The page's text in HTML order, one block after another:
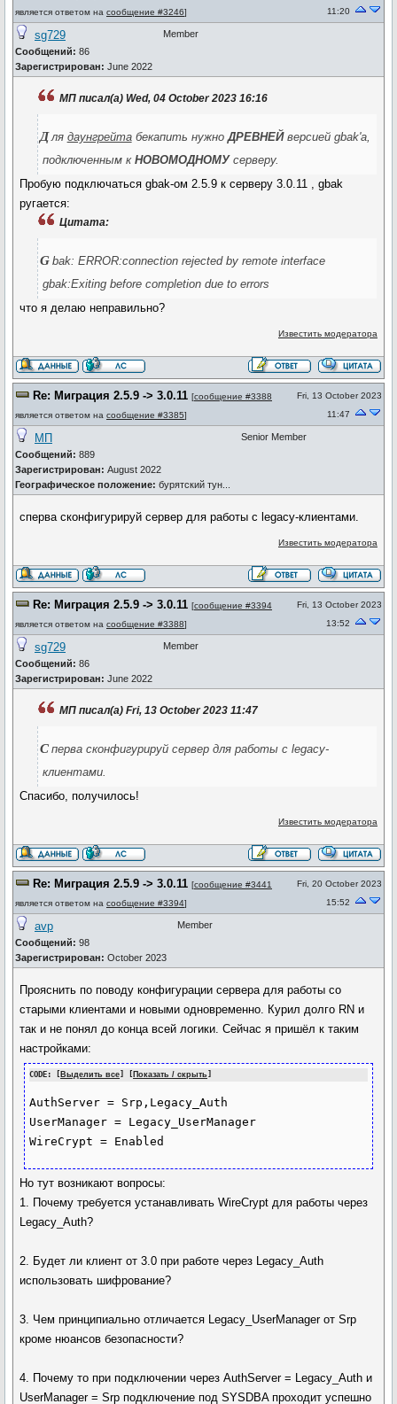
является ответом на сообщение #3246]
11:20
sg729
Сообщений: 86
Зарегистрирован: June 2022
Member
МП писал(а) Wed, 04 October 2023 16:16
для даунгрейтабекапить нужноДРЕВНЕЙверсией gbak'а,
подключенным кНОВОМОДНОМУсерверу.
Пробую подключаться gbak-ом 2.5.9 к серверу 3.0.11 , gbak
ругается:
Цитата:
g bak: ERROR:connection rejected by remote interface
gbak:Exiting before completion due to errors
что я делаю неправильно?
Известить модератора
Re: Миграция 2.5.9 -> 3.0.11 [сообщение #3388
является ответом на сообщение #3385]
Fri, 13 October 2023
11:47
МП
Сообщений: 889
Зарегистрирован: August 2022
Географическое положение: бурятский тун...
Senior Member
сперва сконфигурируй сервер для работы с legacy-клиентами.
Известить модератора
Re: Миграция 2.5.9 -> 3.0.11 [сообщение #3394
является ответом на сообщение #3388]
Fri, 13 October 2023
13:52
sg729
Сообщений: 86
Зарегистрирован: June 2022
Member
МП писал(а) Fri, 13 October 2023 11:47
с перва сконфигурируй сервер для работы с legacy-
клиентами.
Спасибо, получилось!
Известить модератора
Re: Миграция 2.5.9 -> 3.0.11 [сообщение #3441
является ответом на сообщение #3394]
Fri, 20 October 2023
15:52
avp
Сообщений: 98
Зарегистрирован: October 2023
Member
Прояснить по поводу конфигурации сервера для работы со
старыми клиентами и новыми одновременно. Курил долго RN и
так и не понял до конца всей логики. Сейчас я пришёл к таким
настройками:
CODE: [ Выделить все] [ Показать / скрыть ]
AuthServer = Srp,Legacy_Auth
UserManager = Legacy_UserManager
Но тут возникают вопросы:
1. Почему требуется устанавливать WireCrypt для работы через
Legacy_Auth?
2. Будет ли клиент от 3.0 при работе через Legacy_Auth
использовать шифрование?
3. Чем принципиально отличается Legacy_UserManager от Srp
кроме нюансов безопасности?
4. Почему то при подключении через AuthServer = Legacy_Auth и
UserManager = Srp подключение под SYSDBA проходит успешно